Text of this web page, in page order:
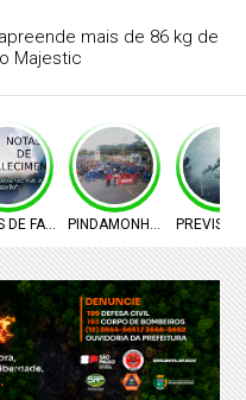
mais de 86 kg de
Majestic
DE FALECIMENTOPINDAMONHANGABA